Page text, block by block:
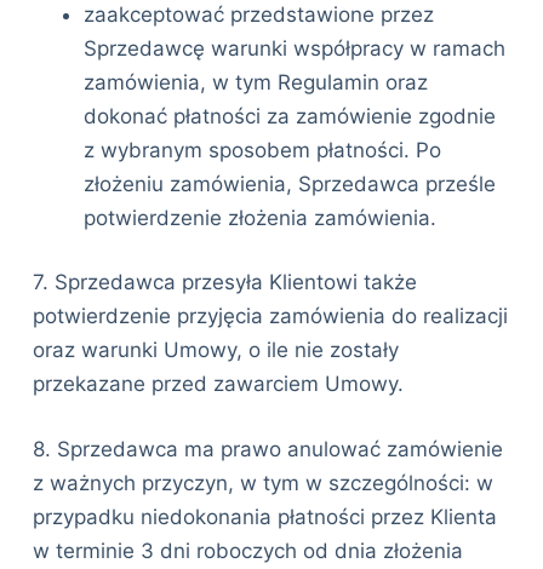
zaakceptować przedstawione przez
Sprzedawcę warunki współpracy w ramach
zamówienia, w tym Regulamin oraz
dokonać płatności za zamówienie zgodnie
z wybranym sposobem płatności. Po
złożeniu zamówienia, Sprzedawca prześle
potwierdzenie złożenia zamówienia.
7. Sprzedawca przesyła Klientowi także
potwierdzenie przyjęcia zamówienia do realizacji
oraz warunki Umowy, o ile nie zostały
przekazane przed zawarciem Umowy.
8. Sprzedawca ma prawo anulować zamówienie
z ważnych przyczyn, w tym w szczególności: w
przypadku niedokonania płatności przez Klienta
w terminie 3 dni roboczych od dnia złożenia